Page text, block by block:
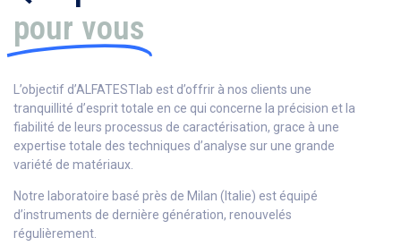
pour vous
L’objectif d’ALFATESTlab est d’offrir à nos clients une
tranquillité d’esprit totale en ce qui concerne la précision et la
fiabilité de leurs processus de caractérisation, grace à une
expertise totale des techniques d’analyse sur une grande
variété de matériaux.
Notre laboratoire basé près de Milan (Italie) est équipé
d’instruments de dernière génération, renouvelés
régulièrement.